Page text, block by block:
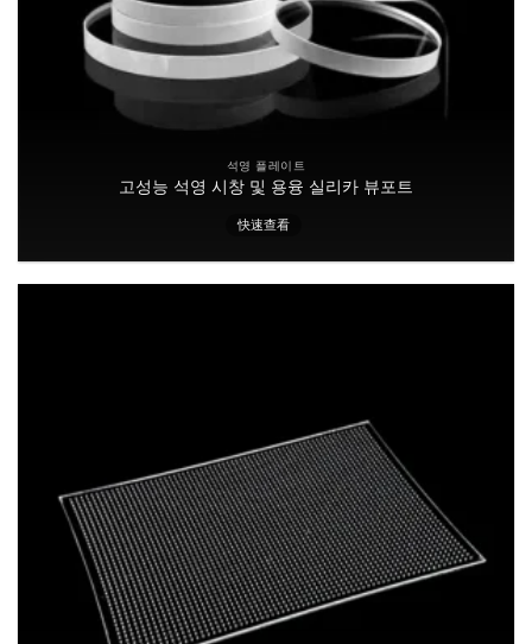
석영 플레이트
고성능 석영 시창 및 용융 실리카 뷰포트
快速查看